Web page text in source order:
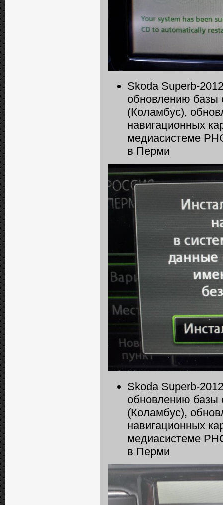
Skoda Superb-
обновлению базы
(Коламбус),
навигационных
медиасистеме
в Перми
Skoda Superb-
обновлению базы
(Коламбус),
навигационных
медиасистеме
в Перми